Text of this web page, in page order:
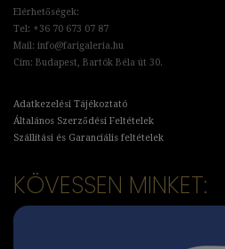
Elérhetőségek:
Tel: +36 70 673 07 87
Mail: info@farigaleria.hu
Cím: Budapest, Bartók Béla út 30.
Adatkezelési Tájékoztató
Általános Szerződési Feltételek
Szállítási és Garanciális feltételek
KÖVESSEN MINKET: